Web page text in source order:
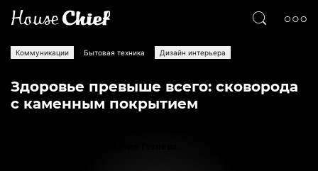
Коммуникации Бытовая техника Дизайн интерьера
Здоровье превыше всего: сковорода
с каменным покрытием